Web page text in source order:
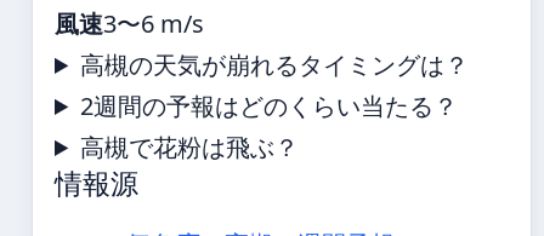
風速3〜6 m/s
高槻の天気が崩れるタイミングは？
2週間の予報はどのくらい当たる？
高槻で花粉は飛ぶ？
情報源